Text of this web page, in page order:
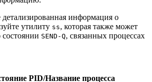
детализированная информация о
утилиту ss, которая также может
SEND-Q, связанных процессах
PID/Название процесса